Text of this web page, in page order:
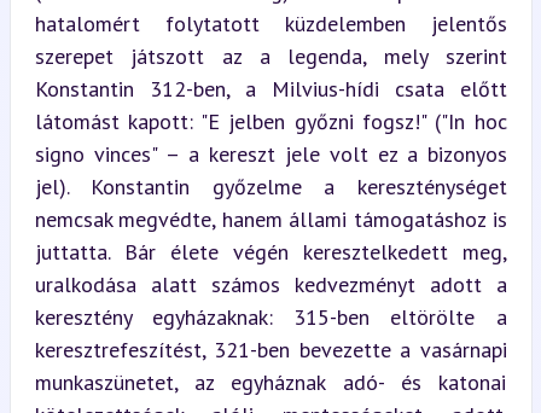
hatalomért folytatott küzdelemben jelentős
szerepet játszott az a legenda, mely szerint
Konstantin 312-ben, a Milvius-hídi csata előtt
látomást kapott: "E jelben győzni fogsz!" ("In hoc
signo vinces" – a kereszt jele volt ez a bizonyos
jel). Konstantin győzelme a kereszténységet
nemcsak megvédte, hanem állami támogatáshoz is
juttatta. Bár élete végén keresztelkedett meg,
uralkodása alatt számos kedvezményt adott a
keresztény egyházaknak: 315-ben eltörölte a
keresztrefeszítést, 321-ben bevezette a vasárnapi
munkaszünetet, az egyháznak adó- és katonai